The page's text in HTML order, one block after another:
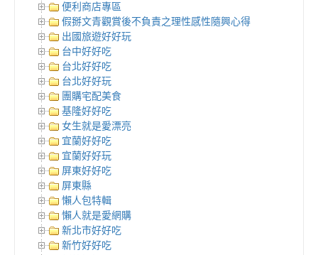
便利商店專區
假掰文青觀賞後不負責之理性感性隨興心得
出國旅遊好好玩
台中好好吃
台北好好吃
台北好好玩
團購宅配美食
基隆好好吃
女生就是愛漂亮
宜蘭好好吃
宜蘭好好玩
屏東好好吃
屏東縣
懶人包特輯
懶人就是愛網購
新北市好好吃
新竹好好吃